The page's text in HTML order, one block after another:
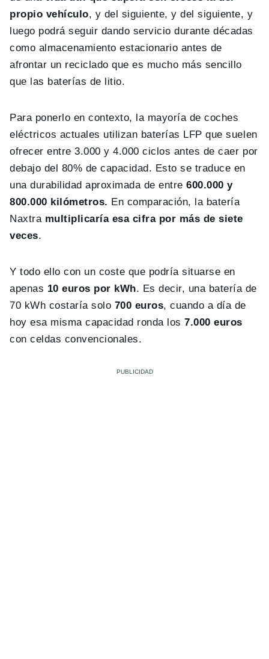
propio vehículo, y del siguiente, y del siguiente, y
luego podrá seguir dando servicio durante décadas
como almacenamiento estacionario antes de
afrontar un reciclado que es mucho más sencillo
que las baterías de litio.
Para ponerlo en contexto, la mayoría de coches
eléctricos actuales utilizan baterías LFP que suelen
ofrecer entre 3.000 y 4.000 ciclos antes de caer por
debajo del 80% de capacidad. Esto se traduce en
una durabilidad aproximada de entre600.000 y
800.000 kilómetros. En comparación, la batería
Naxtra multiplicaría esa cifra por más de siete
veces.
Y todo ello con un coste que podría situarse en
apenas 10 euros por kWh. Es decir, una batería de
70 kWh costaría solo 700 euros, cuando a día de
hoy esa misma capacidad ronda los7.000 euros
con celdas convencionales.